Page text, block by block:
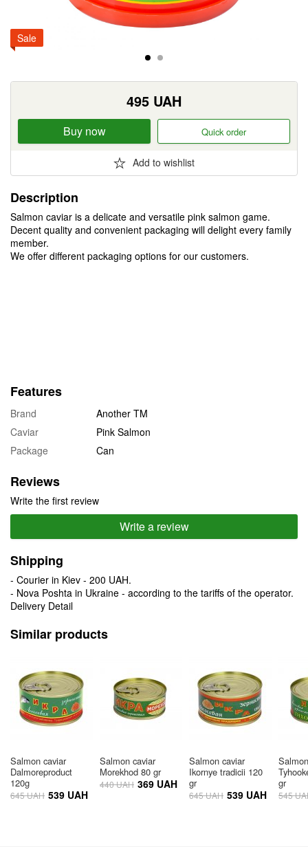
Sale
495 UAH
Buy now Quick order
Add to wishlist
Description
Salmon caviar is a delicate and versatile pink salmon game.
Decent quality and convenient packaging will delight every family
member.
We offer different packaging options for our customers.
Features
Brand
Another TM
Caviar
Pink Salmon
Package
Can
Reviews
Write the first review
Write a review
Shipping
- Courier in Kiev - 200 UAH.
- Nova Poshta in Ukraine - according to the tariffs of the operator.
Delivery Detail
Similar products
Salmon caviar
Dalmoreproduct
120g
645 UAH 539 UAH
Salmon caviar
Morekhod 80 gr
440 UAH 369 UAH
Salmon caviar
Ikornye tradicii 120
gr
645 UAH 539 UAH
gr
545